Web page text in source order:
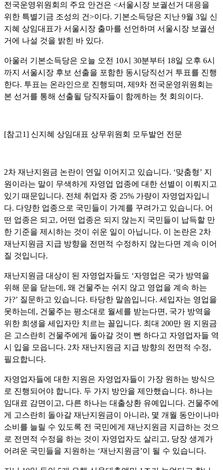
전국운영위원회의 주요 안건은 <서울시장 보궐선거 대응을
위한 특별기금 조성의 건>이다. 기본소득당은 지난 9월 3일 신
지혜 상임대표가 서울시장 출마를 선언하며 서울시장 보궐선
거에 나설 것을 밝힌 바 있다.
아울러 기본소득당은 오늘 오전 10시 30분부터 18일 오후 6시
까지 서울시장 후보 선출을 포함한 동시당직선거 투표를 진행
한다. 투표는 온라인으로 진행되며 , 제 9차 전국운영위원회는
본 선거를 통해 선출될 당직자들이 함께하는 첫 회의이다.
[참고1] 신지혜 상임대표 상무위원회 모두발언 전문
2차 재난지원금 논란이 연일 이어지고 있습니다. ‘맞춤형’ 지
원이라는 말이 무색하게 자영업 업종에 대한 선별이 이뤄지고
있기 때문입니다. 전체 취업자 중 25% 가량이 자영업자입니
다. 다양한 업종으로 국민들이 가계를 꾸려가고 있습니다. 어
떤 업종은 되고, 어떤 업종은 되지 않는지 국민들이 납득할 만
한 기준을 제시하는 것이 쉬운 일이 아닙니다. 이 논란은 2차
재난지원금 지급 방향을 전면적 수정하지 않는다면 계속 이어
질 것입니다.
재난지원금 대상이 된 자영업자들도 ‘자영업은 국가 방역을
위해 문을 닫는데 , 왜 건물주는 쉬지 않고 영업을 계속 하는
가?’ 질문하고 있습니다. 타당한 말씀입니다. 세입자는 영업을
못하는데 , 건물주는 평소대로 월세를 받는다면 , 국가 방역을
위한 희생을 세입자만 치르는 꼴입니다. 최대 200만 원 지원금
은 고스란히 건물주에게 돌아갈 것이 뻔 하다고 자영업자들 역
시 입을 모읍니다. 2차 재난지원금 지급 방향의 전면적 수정,
필요합니다.
자영업자들에 대한 지원은 자영업자들이 가장 원하는 방식으
로 진행되어야 합니다. 두 가지 방안을 제안했습니다. 하나는
임대료 감면이고, 다른 하나는 대출상환 유예입니다. 건물주에
게 고스란히 돌아갈 재난지원금이 아니라, 몇 개월 동안이나마
소비를 늘릴 수 있도록 전 국민에게 재난지원금 지급하는 것으
로 전면적 수정을 하는 것이 자영업자도 살리고, 당장 생계가
어려운 국민들을 지원하는 ‘재난지원금’이 될 수 있습니다.